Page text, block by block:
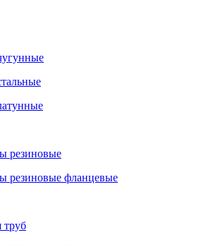
резиновые
резиновые фланцевые
труб